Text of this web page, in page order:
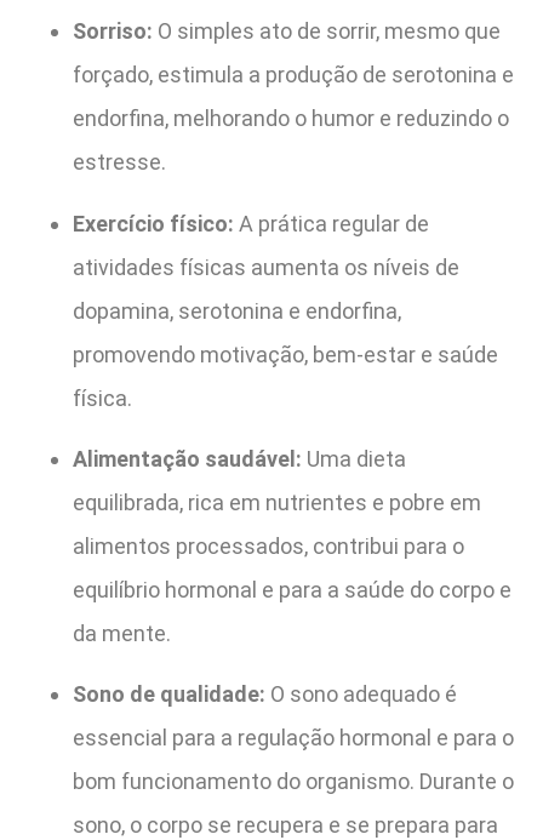
Sorriso: O simples ato de sorrir, mesmo que
forçado, estimula a produção de serotonina e
endorfina, melhorando o humor e reduzindo o
estresse.
Exercício físico: A prática regular de
atividades físicas aumenta os níveis de
dopamina, serotonina e endorfina,
promovendo motivação, bem-estar e saúde
física.
Alimentação saudável: Uma dieta
equilibrada, rica em nutrientes e pobre em
alimentos processados, contribui para o
equilíbrio hormonal e para a saúde do corpo e
da mente.
Sono de qualidade: O sono adequado é
essencial para a regulação hormonal e para o
bom funcionamento do organismo. Durante o
sono, o corpo se recupera e se prepara para